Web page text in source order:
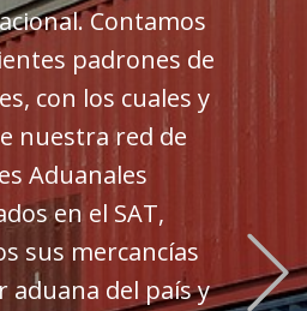
Contamos
padrones de
con los cuales y
nuestra red de
Aduanales
en el SAT,
sus mercancías
aduana del país y